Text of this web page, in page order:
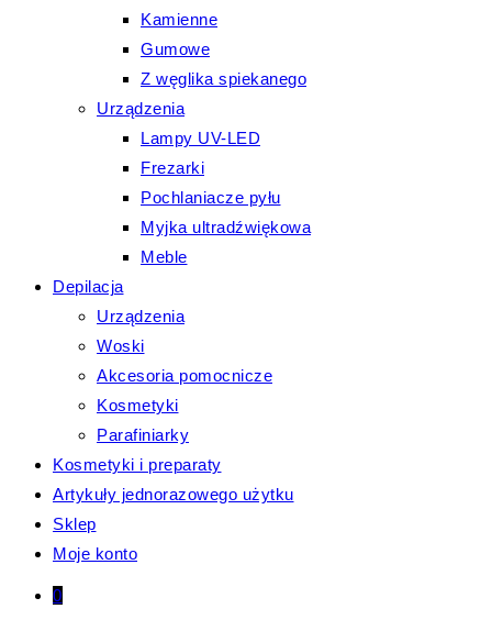
Kamienne
Gumowe
Z węglika spiekanego
Urządzenia
Lampy UV-LED
Frezarki
Pochlaniacze pyłu
Myjka ultradźwiękowa
Meble
Depilacja
Urządzenia
Woski
Akcesoria pomocnicze
Kosmetyki
Parafiniarky
Kosmetyki i preparaty
Artykuły jednorazowego użytku
Sklep
Moje konto
0